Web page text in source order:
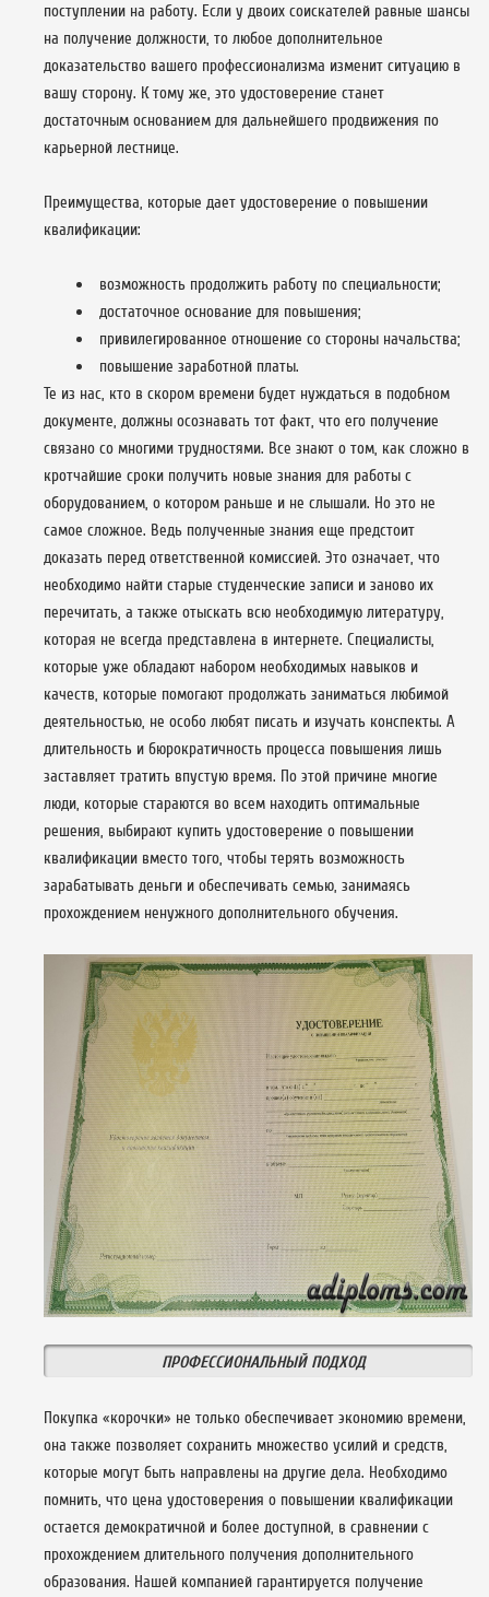
поступлении на работу. Если у двоих соискателей равные шансы
на получение должности, то любое дополнительное
доказательство вашего профессионализма изменит ситуацию в
вашу сторону. К тому же, это удостоверение станет
достаточным основанием для дальнейшего продвижения по
карьерной лестнице.
Преимущества, которые дает удостоверение о повышении
квалификации:
возможность продолжить работу по специальности;
достаточное основание для повышения;
привилегированное отношение со стороны начальства;
повышение заработной платы.
Те из нас, кто в скором времени будет нуждаться в подобном
документе, должны осознавать тот факт, что его получение
связано со многими трудностями. Все знают о том, как сложно в
кротчайшие сроки получить новые знания для работы с
оборудованием, о котором раньше и не слышали. Но это не
самое сложное. Ведь полученные знания еще предстоит
доказать перед ответственной комиссией. Это означает, что
необходимо найти старые студенческие записи и заново их
перечитать, а также отыскать всю необходимую литературу,
которая не всегда представлена в интернете. Специалисты,
которые уже обладают набором необходимых навыков и
качеств, которые помогают продолжать заниматься любимой
деятельностью, не особо любят писать и изучать конспекты. А
длительность и бюрократичность процесса повышения лишь
заставляет тратить впустую время. По этой причине многие
люди, которые стараются во всем находить оптимальные
решения, выбирают купить удостоверение о повышении
квалификации вместо того, чтобы терять возможность
зарабатывать деньги и обеспечивать семью, занимаясь
прохождением ненужного дополнительного обучения.
ПРОФЕССИОНАЛЬНЫЙ ПОДХОД
Покупка «корочки» не только обеспечивает экономию времени,
она также позволяет сохранить множество усилий и средств,
которые могут быть направлены на другие дела. Необходимо
помнить, что цена удостоверения о повышении квалификации
остается демократичной и более доступной, в сравнении с
прохождением длительного получения дополнительного
образования. Нашей компанией гарантируется получение